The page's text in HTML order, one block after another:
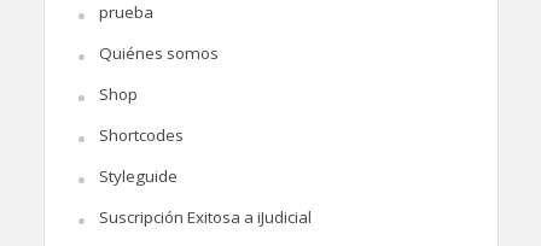
prueba
Quiénes somos
Shop
Shortcodes
Styleguide
Suscripción Exitosa a iJudicial